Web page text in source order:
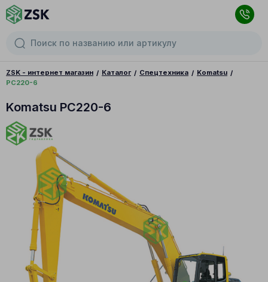
ZSK - интернет магазин Каталог Спецтехника
Komatsu
PC220-6
Komatsu PC220-6